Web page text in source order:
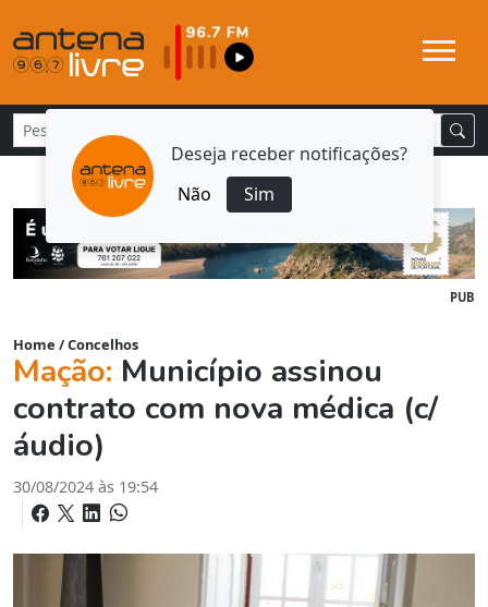
Deseja receber notificações?
Não
Sim
PUB
Home /Concelhos
Mação: Município assinou
contrato com nova médica (c/
áudio)
30/08/2024 às 19:54